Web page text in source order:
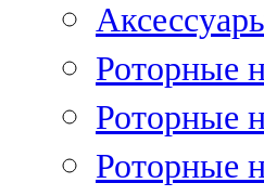
Роторные
Роторные
Роторные